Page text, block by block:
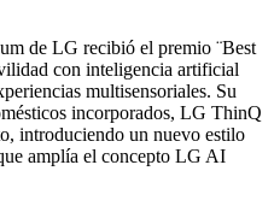
de LG recibió el premio ¨Best
con inteligencia artificial
multisensoriales. Su
incorporados, LG ThinQ
introduciendo un nuevo estilo
amplía el concepto LG AI